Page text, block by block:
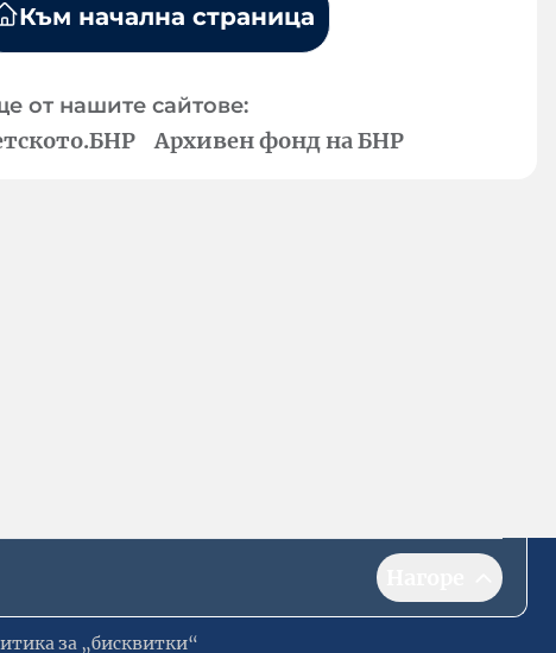
Към начална страница
от нашите сайтове:
Архивен фонд на БНР
за „бисквитки“